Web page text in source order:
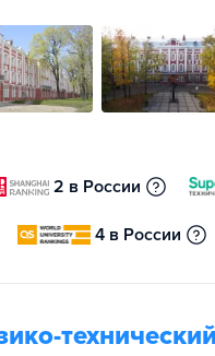
2 в России
4 в России